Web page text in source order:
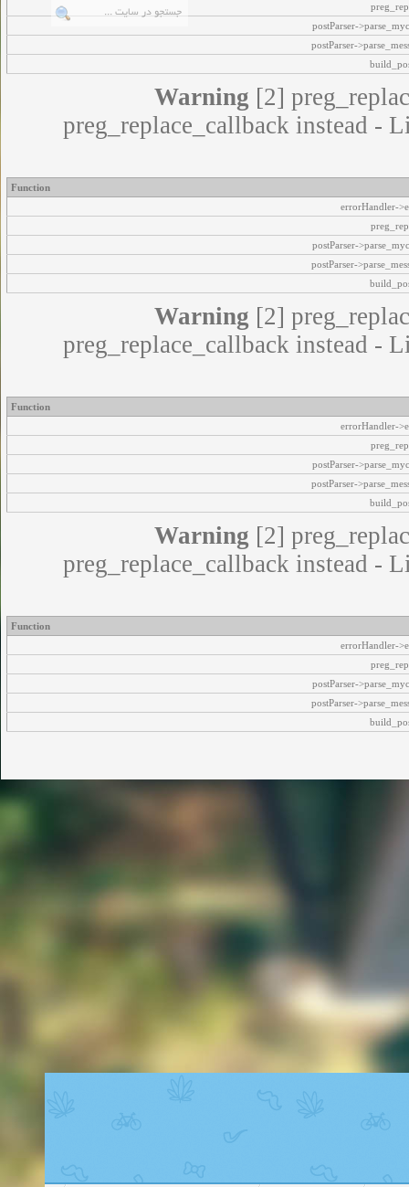
postParser-
postParser-
Warning [2]
preg_replace_callback instead -
Function
errorHandler-
postParser-
postParser-
Warning [2]
preg_replace_callback instead -
Function
errorHandler-
postParser-
postParser-
Warning [2]
preg_replace_callback instead -
Function
errorHandler-
postParser-
postParser-